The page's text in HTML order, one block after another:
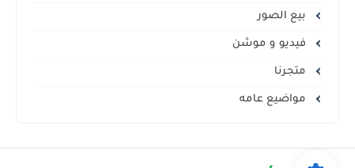
بيع الصور
فيديو و موشن
متجرنا
مواضيع عامه